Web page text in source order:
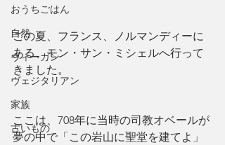
おうちごはん
自然
ヴィーガン
ヴェジタリアン
家族
古いもの
この夏、フランス、ノルマンディーに
ある、モン・サン・ミシェルへ行って
きました。
ここは、708年に当時の司教オベールが
夢の中で「この岩山に聖堂を建てよ」